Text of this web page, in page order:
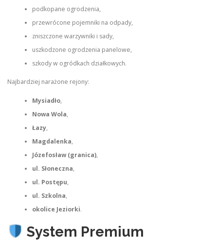
podkopane ogrodzenia,
przewrócone pojemniki na odpady,
zniszczone warzywniki i sady,
uszkodzone ogrodzenia panelowe,
szkody w ogródkach działkowych.
Najbardziej narażone rejony:
Mysiadło,
Nowa Wola,
Łazy,
Magdalenka,
Józefosław (granica),
ul. Słoneczna,
ul. Postępu,
ul. Szkolna,
okolice Jeziorki.
System Premium